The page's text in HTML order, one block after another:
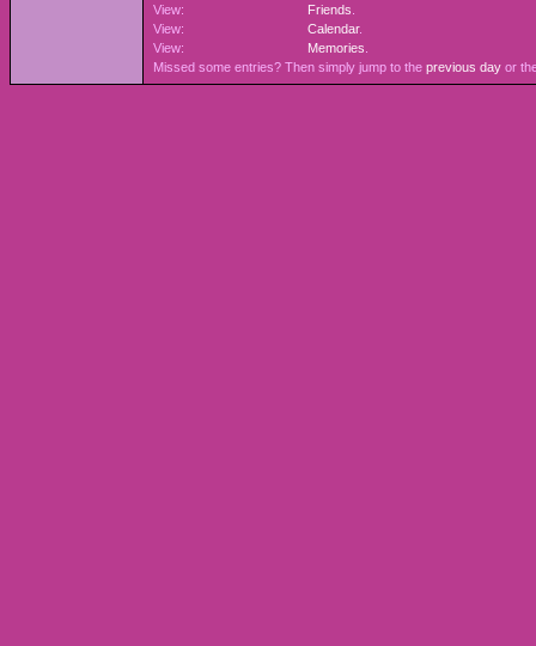
View:
Friends
View:
Calendar.
View:
Memories
Missed some entries? Then simply jump to the previous day or